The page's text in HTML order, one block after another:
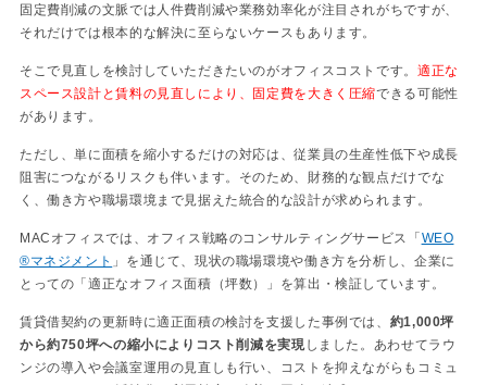
固定費削減の文脈では人件費削減や業務効率化が注目されがちですが、
それだけでは根本的な解決に至らないケースもあります。
そこで見直しを検討していただきたいのがオフィスコストです。 適正な
スペース設計と賃料の見直しにより、固定費を大きく圧縮できる可能性
があります。
ただし、単に面積を縮小するだけの対応は、従業員の生産性低下や成長
阻害につながるリスクも伴います。そのため、財務的な観点だけでな
く、働き方や職場環境まで見据えた統合的な設計が求められます。
MACオフィスでは、オフィス戦略のコンサルティングサービス「WEO
®マネジメント 」を通じて、現状の職場環境や働き方を分析し、企業に
とっての「適正なオフィス面積（坪数）」を算出・検証しています。
賃貸借契約の更新時に適正面積の検討を支援した事例では、 約1,000坪
から約750坪への縮小によりコスト削減を実現 しました。あわせてラウ
ンジの導入や会議室運用の見直しも行い、コストを抑えながらもコミュ